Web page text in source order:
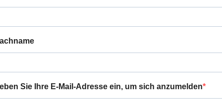
Sie Ihre E-Mail-Adresse ein, um sich anzumelden